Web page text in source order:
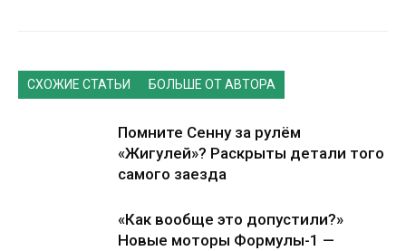
СХОЖИЕ СТАТЬИ БОЛЬШЕ ОТ АВТОРА
Помните Сенну за рулём
«Жигулей»? Раскрыты детали того
самого заезда
«Как вообще это допустили?»
Новые моторы Формулы-1 —